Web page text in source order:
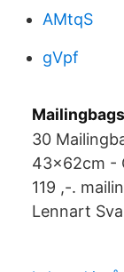
AMtqS
gVpf
30
43x62cm -
119 ,-.
Lennart